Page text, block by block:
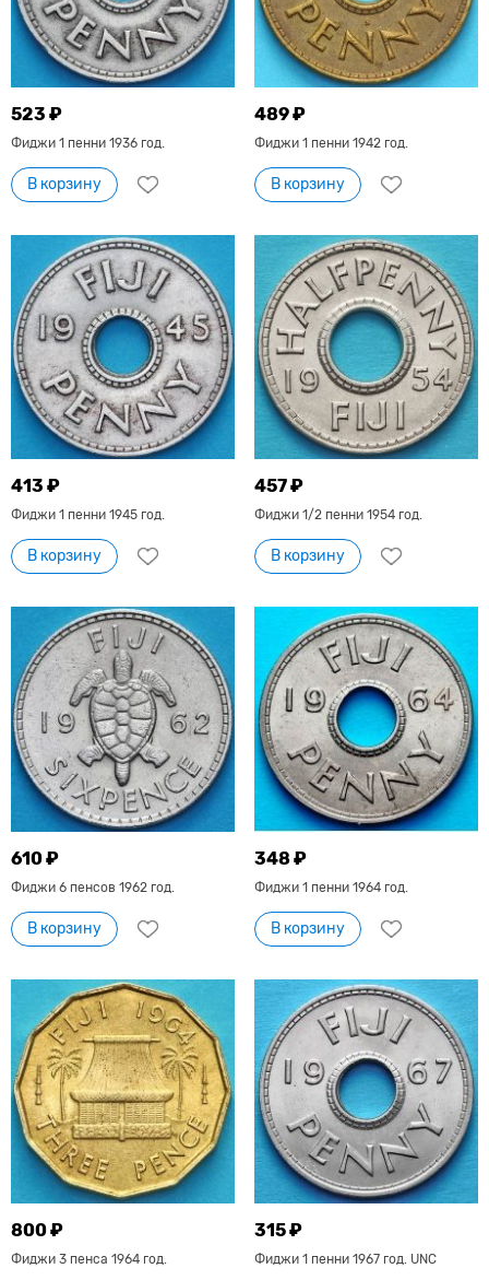
523 ₽
Фиджи 1 пенни 1936 год.
В корзину
489 ₽
Фиджи 1 пенни 1942 год.
В корзину
413 ₽
Фиджи 1 пенни 1945 год.
В корзину
457 ₽
Фиджи 1/2 пенни 1954 год.
В корзину
610 ₽
Фиджи 6 пенсов 1962 год.
В корзину
348 ₽
Фиджи 1 пенни 1964 год.
В корзину
800 ₽
Фиджи 3 пенса 1964 год.
315 ₽
Фиджи 1 пенни 1967 год. UNC